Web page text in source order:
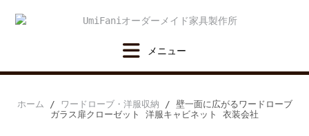
ホーム / ワードローブ・洋服収納 / 壁一面に広がるワードローブ
ガラス扉クローゼット 洋服キャビネット 衣装会社